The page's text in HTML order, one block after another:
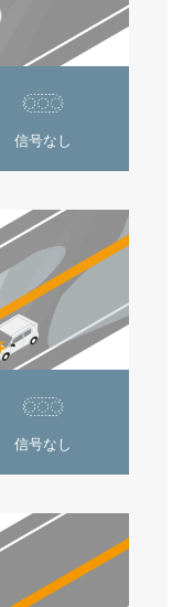
信号なし
信号なし